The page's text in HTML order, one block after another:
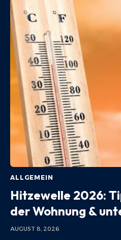
ALLGEMEIN
Hitzewelle 2026:
der Wohnung &
AUGUST 8, 2026